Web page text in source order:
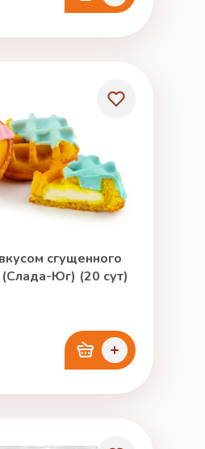
сгущенного
Юг) (20 сут)